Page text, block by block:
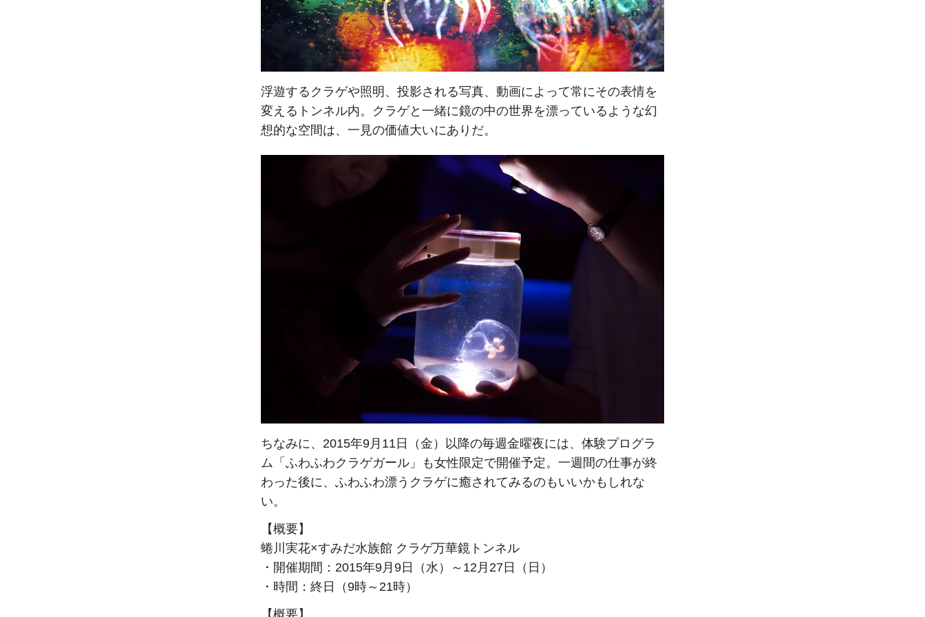
浮遊するクラゲや照明、投影される写真、動画によって常にその表情を
変えるトンネル内。クラゲと一緒に鏡の中の世界を漂っているような幻
想的な空間は、一見の価値大いにありだ。
ちなみに、2015年9月11日（金）以降の毎週金曜夜には、体験プログラ
ム「ふわふわクラゲガール」も女性限定で開催予定。一週間の仕事が終
わった後に、ふわふわ漂うクラゲに癒されてみるのもいいかもしれな
い。
【概要】
蜷川実花×すみだ水族館 クラゲ万華鏡トンネル
・開催期間：2015年9月9日（水）～12月27日（日）
・時間：終日（9時～21時）